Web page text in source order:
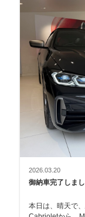
2026.03.20
御納車完了しまし
本日は、晴天で、絶